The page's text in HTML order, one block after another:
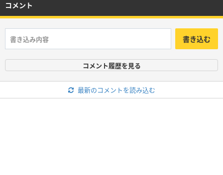
コメント
書き込む
コメント履歴を見る
最新のコメントを読み込む